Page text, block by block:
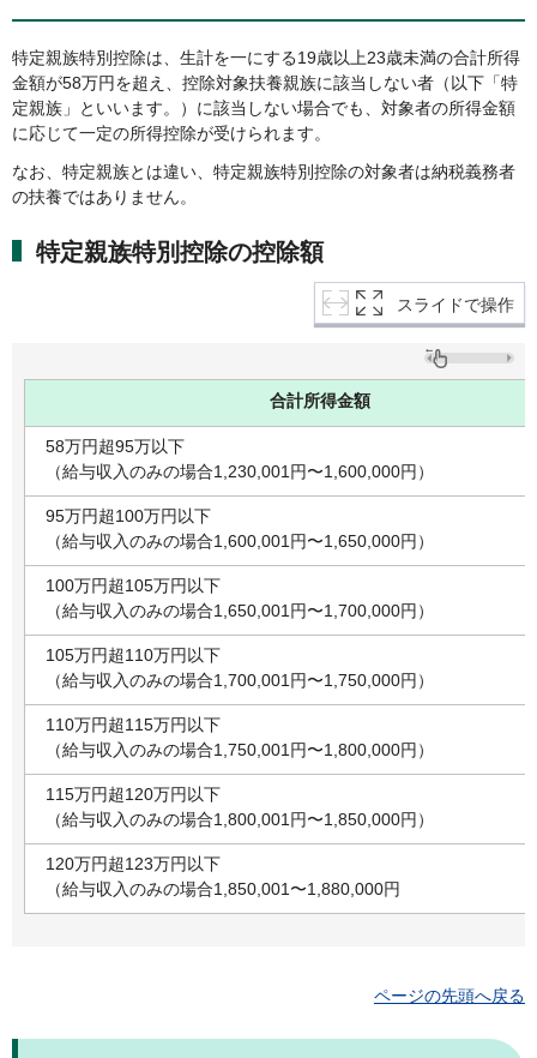
特定親族特別控除は、生計を一にする19歳以上23歳未満の合計所得
金額が58万円を超え、控除対象扶養親族に該当しない者（以下「特
定親族」といいます。）に該当しない場合でも、対象者の所得金額
に応じて一定の所得控除が受けられます。
なお、特定親族とは違い、特定親族特別控除の対象者は納税義務者
の扶養ではありません。
特定親族特別控除の控除額
スライドで操作
合計所得金額
58万円超95万以下
（給与収入のみの場合1,230,001円〜1,600,000円）
95万円超100万円以下
（給与収入のみの場合1,600,001円〜1,650,000円）
100万円超105万円以下
（給与収入のみの場合1,650,001円〜1,700,000円）
105万円超110万円以下
（給与収入のみの場合1,700,001円〜1,750,000円）
110万円超115万円以下
（給与収入のみの場合1,750,001円〜1,800,000円）
115万円超120万円以下
（給与収入のみの場合1,800,001円〜1,850,000円）
120万円超123万円以下
（給与収入のみの場合1,850,001〜1,880,000円
ページの先頭へ戻る